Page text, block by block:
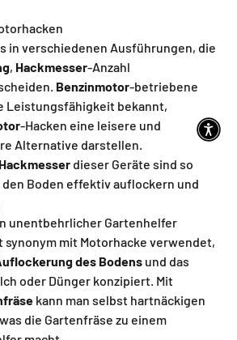
in verschiedenen Ausführungen, die
, Hackmesser-Anzahl
Benzinmotor-betriebene
Leistungsfähigkeit bekannt,
-Hacken eine leisere und
Alternative darstellen.
Hackmesser dieser Geräte sind so
Boden effektiv auflockern und
unentbehrlicher Gartenhelfer
synonym mit Motorhacke verwendet,
des Bodens und das
oder Dünger konzipiert. Mit
kann man selbst hartnäckigen
die Gartenfräse zu einem